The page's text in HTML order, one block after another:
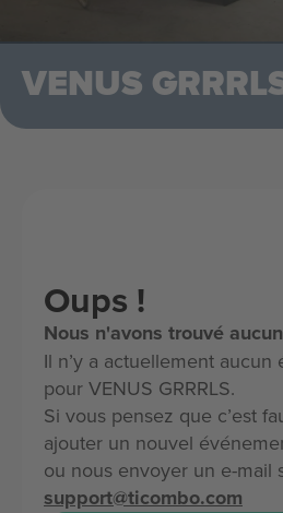
VENUS
Oups !
Nous n'avons trouvé
Il n’y a actuellement
pour VENUS GRRRLS.
Si vous pensez que c’est
ajouter un nouvel
ou nous envoyer un e-mail
support@ticombo.com